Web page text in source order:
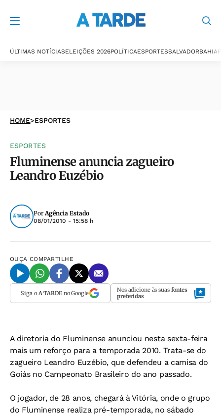
ÚLTIMAS NOTÍCIASELEIÇÕES 2026POLÍTICAESPORTESSALVADORBAHIA
HOME>ESPORTES
ESPORTES
Fluminense anuncia zagueiro
Leandro Euzébio
PorAgência Estado
08/01/2010 - 15:58 h
OUÇA COMPARTILHE
Siga o A TARDEno Google Nos adicione às suas fontes
preferidas
A diretoria do Fluminense anunciou nesta sexta-feira
mais um reforço para a temporada 2010. Trata-se do
zagueiro Leandro Euzébio, que defendeu a camisa do
Goiás no Campeonato Brasileiro do ano passado.
O jogador, de 28 anos, chegará à Vitória, onde o grupo
do Fluminense realiza pré-temporada, no sábado